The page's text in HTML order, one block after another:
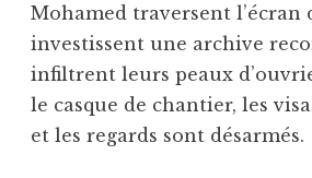
Mohamed traversent l’écran
investissent une archive
infiltrent leurs peaux
le casque de chantier, les
et les regards sont désarmés.